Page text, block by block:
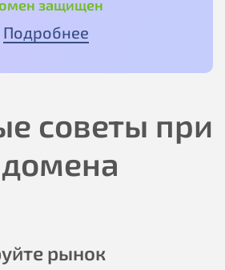
защищен
Подробнее
советы при
рынок